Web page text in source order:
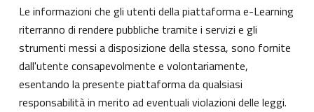
Le informazioni che gli utenti della piattaforma e-Learning
riterranno di rendere pubbliche tramite i servizi e gli
strumenti messi a disposizione della stessa, sono fornite
dall'utente consapevolmente e volontariamente,
esentando la presente piattaforma da qualsiasi
responsabilità in merito ad eventuali violazioni delle leggi.